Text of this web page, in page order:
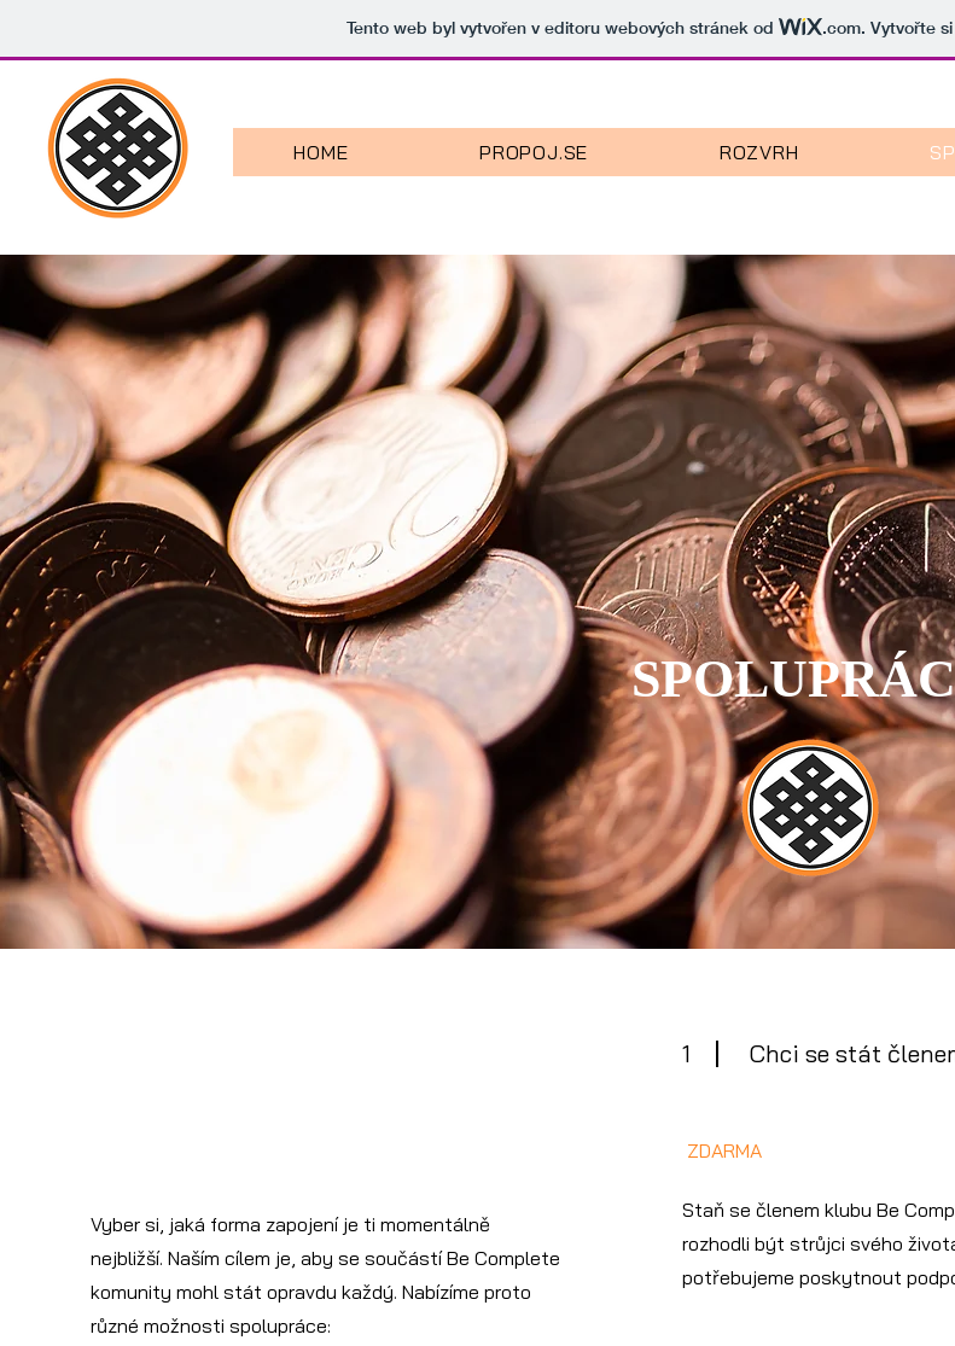
Tento web byl vytvořen v editoru webových stránek od .com. Vytvořte
HOME PROPOJ.SE ROZVRH
Vyber si, jaká forma zapojení je ti momentálně
nejbližší. Naším cílem je, aby se součástí Be Complete
komunity mohl stát opravdu každý. Nabízíme proto
různé možnosti spolupráce:
1 Chci se stát
ZDARMA
Staň se členem klubu Be
rozhodli být strůjci svého
potřebujeme poskytnout